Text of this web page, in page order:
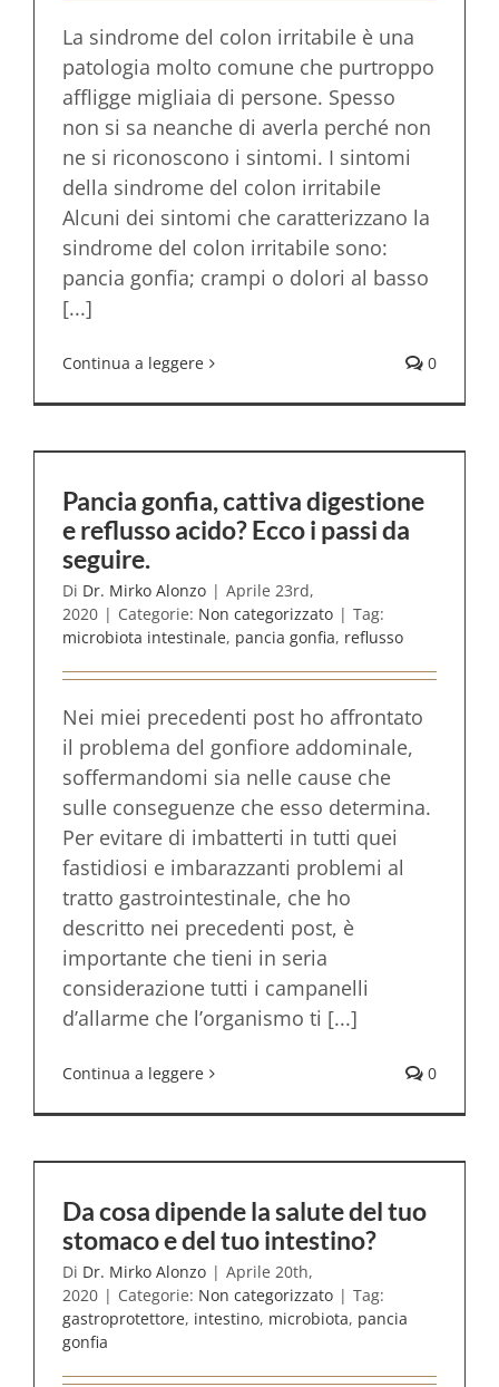
La sindrome del colon irritabile è una
patologia molto comune che purtroppo
affligge migliaia di persone. Spesso
non si sa neanche di averla perché non
ne si riconoscono i sintomi. I sintomi
della sindrome del colon irritabile
Alcuni dei sintomi che caratterizzano la
sindrome del colon irritabile sono:
pancia gonfia; crampi o dolori al basso
[...]
Continua a leggere 0
Pancia gonfia, cattiva digestione
e reflusso acido? Ecco i passi da
seguire.
Di Dr. Mirko Alonzo | Aprile 23rd,
2020 | Categorie: Non categorizzato | Tag:
microbiota intestinale, pancia gonfia, reflusso
Nei miei precedenti post ho affrontato
il problema del gonfiore addominale,
soffermandomi sia nelle cause che
sulle conseguenze che esso determina.
Per evitare di imbatterti in tutti quei
fastidiosi e imbarazzanti problemi al
tratto gastrointestinale, che ho
descritto nei precedenti post, è
importante che tieni in seria
considerazione tutti i campanelli
d’allarme che l’organismo ti [...]
Continua a leggere 0
Da cosa dipende la salute del tuo
stomaco e del tuo intestino?
Di Dr. Mirko Alonzo | Aprile 20th,
2020 | Categorie: Non categorizzato | Tag:
gastroprotettore, intestino, microbiota, pancia
gonfia